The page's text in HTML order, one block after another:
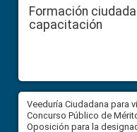
Formación
capacitación
Veeduría Ciudadana para
Concurso Público de
Oposición para la